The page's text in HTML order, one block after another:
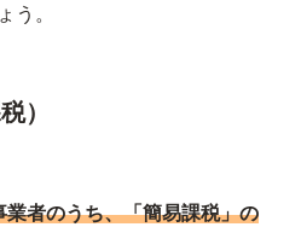
う。
）
業者のうち、「簡易課税」の